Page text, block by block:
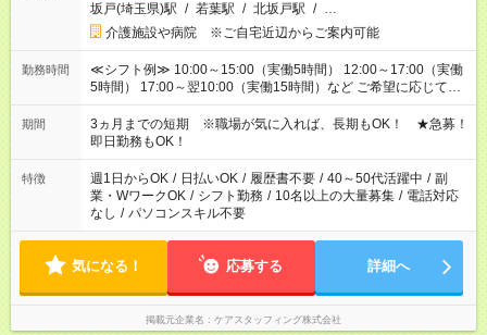
坂戸(埼玉県)駅 / 若葉駅 / 北坂戸駅 / …
介護施設や病院 ※ご自宅近辺からご案内可能
勤務時間
≪シフト例≫ 10:00～15:00（実働5時間） 12:00～17:00（実働
5時間） 17:00～翌10:00（実働15時間）など ご希望に応じて、
働く時間は調整できます！ お気軽に担当へ相談ください！
期間
3ヵ月までの短期 ※職場が気に入れば、長期もOK！ ★急募！
即日勤務もOK！
特徴 週1日からOK / 日払いOK / 履歴書不要 / 40～50代活躍中 / 副
業・WワークOK / シフト勤務 / 10名以上の大量募集 / 電話対応
なし / パソコンスキル不要
気になる！ 応募する 詳細へ
掲載元企業名 ケアスタッフィング株式会社